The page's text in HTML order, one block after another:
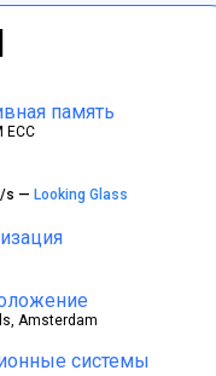
память
ECC
s — Looking Glass
Amsterdam
системы